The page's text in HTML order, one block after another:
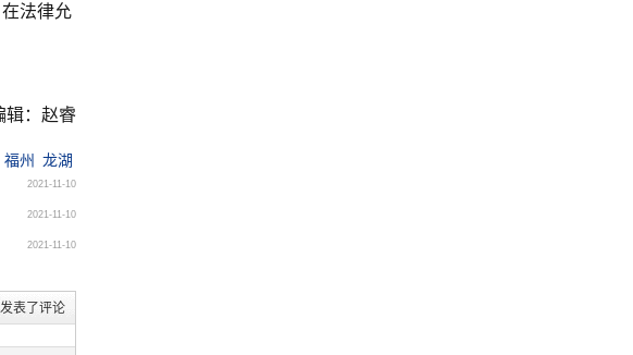
法律允
辑：赵睿
福州
龙湖
2021-11-10
2021-11-10
2021-11-10
表了评论